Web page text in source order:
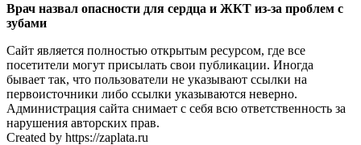
Врач назвал опасности для сердца и ЖКТ из-за проблем с
зубами
Сайт является полностью открытым ресурсом, где все
посетители могут присылать свои публикации. Иногда
бывает так, что пользователи не указывают ссылки на
первоисточники либо ссылки указываются неверно.
Администрация сайта снимает с себя всю ответственность за
нарушения авторских прав.
Created by https://zaplata.ru